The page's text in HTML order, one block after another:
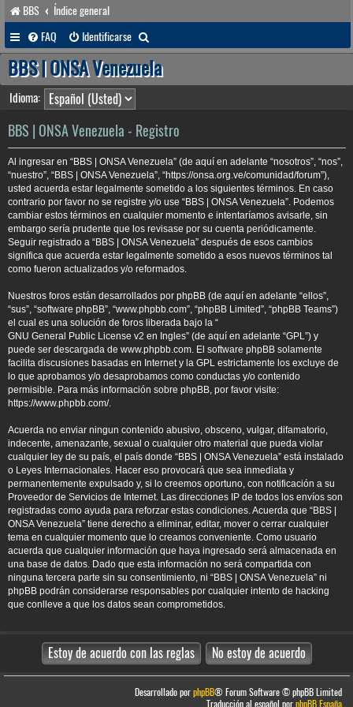
BBS
Índice general
FAQ
Identificarse
u
s
a
r
BBS | ONSA Venezuela
Idioma:
BBS | ONSA Venezuela - Registro
Al ingresar en “BBS | ONSA Venezuela” (de aquí en adelante “nosotros”, “nos”,
“nuestro”, “BBS | ONSA Venezuela”, “https://onsa.org.ve/comunidad/forum”),
usted acuerda estar legalmente sometido a los siguientes términos. En caso
contrario por favor no se registre y/o use “BBS | ONSA Venezuela”. Podemos
cambiar estos términos en cualquier momento e intentaríamos avisarle, sin
embargo sería prudente que los revisase por su cuenta periódicamente.
Seguir registrado a “BBS | ONSA Venezuela” después de esos cambios
significa que acuerda estar legalmente sometido a esos nuevos términos tal
como fueron actualizados y/o reformados.
Nuestros foros están desarrollados por phpBB (de aquí en adelante “ellos”,
“sus”, “software phpBB”, “www.phpbb.com”, “phpBB Limited”, “phpBB Teams”)
el cual es una solución de foros liberada bajo la “
GNU General Public License v2 en Ingles” (de aquí en adelante “GPL”) y
puede ser descargada de www.phpbb.com. El software phpBB solamente
facilita discusiones basadas en Internet y la GPL estrictamente los excluye de
lo que aprobamos y/o desaprobamos como conductas y/o contenido
permisible. Para más información sobre phpBB, por favor visite:
https://www.phpbb.com/.
Acuerda no enviar ningun contenido abusivo, obsceno, vulgar, difamatorio,
indecente, amenazante, sexual o cualquier otro material que pueda violar
cualquier ley de su país, el país donde “BBS | ONSA Venezuela” está instalado
o Leyes Internacionales. Hacer eso provocará que sea inmediata y
permanentemente expulsado y, si lo creemos oportuno, con notificación a su
Proveedor de Servicios de Internet. Las direcciones IP de todos los envíos son
registradas como ayuda para reforzar estas condiciones. Acuerda que “BBS |
ONSA Venezuela” tiene derecho a eliminar, editar, mover o cerrar cualquier
tema en cualquier momento que lo creamos conveniente. Como usuario
acuerda que cualquier información que haya ingresado será almacenada en
una base de datos. Dado que esta información no será compartida con
ninguna tercera parte sin su consentimiento, ni “BBS | ONSA Venezuela” ni
phpBB podrán considerarse responsables por cualquier intento de hacking
que conlleve a que los datos sean comprometidos.
Desarrollado porphpBB® Forum Software © phpBB Limited
Traducción al español porphpBB España